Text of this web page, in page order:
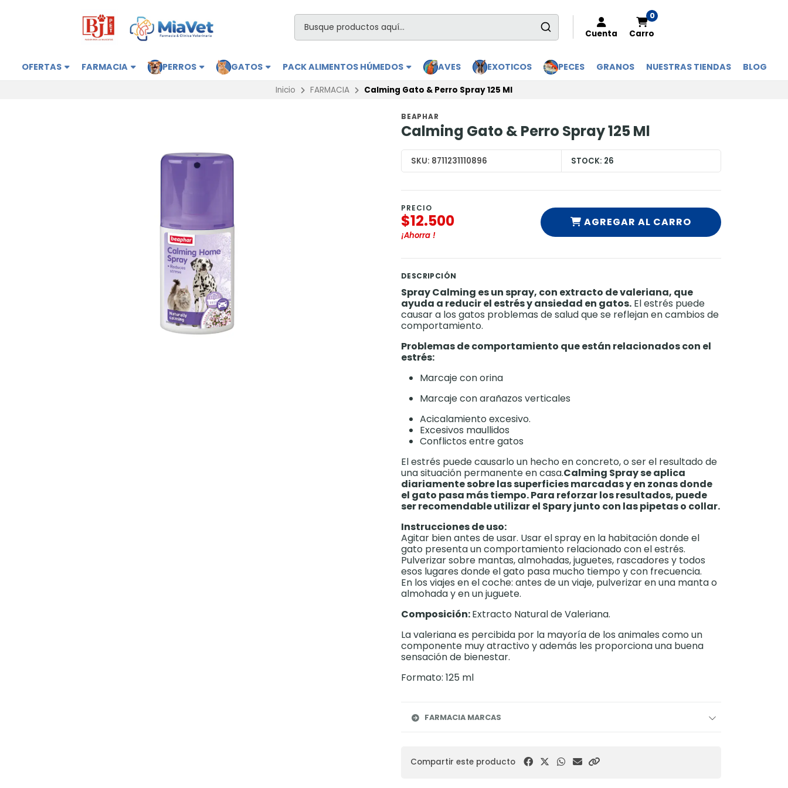
Cuenta
0
Carro
OFERTAS FARMACIA PERROS GATOS PACK ALIMENTOS HÚMEDOS AVES EXOTICOS PECES GRANOS NUESTRAS TIENDAS BLOG
Inicio FARMACIA Calming Gato & Perro Spray 125 Ml
BEAPHAR
Calming Gato & Perro Spray 125 Ml
SKU: 8711231110896 STOCK: 26
PRECIO
$12.500
¡Ahorra !
AGREGAR AL CARRO
DESCRIPCIÓN
Spray Calming es un spray, con extracto de valeriana, que
ayuda a reducir el estrés y ansiedad en gatos. El estrés puede
causar a los gatos problemas de salud que se reflejan en cambios de
comportamiento.
Problemas de comportamiento que están relacionados con el
estrés:
Marcaje con orina
Marcaje con arañazos verticales
Acicalamiento excesivo.
Excesivos maullidos
Conflictos entre gatos
El estrés puede causarlo un hecho en concreto, o ser el resultado de
una situación permanente en casa.Calming Spray se aplica
diariamente sobre las superficies marcadas yen zonas donde
el gato pasa más tiempo.Para reforzar los resultados, puede
ser recomendable utilizar el Spary junto con las pipetas o collar.
Instrucciones de uso:
Agitar bien antes de usar. Usar el spray en la habitación donde el
gato presenta un comportamiento relacionado con el estrés.
Pulverizar sobre mantas, almohadas, juguetes, rascadores y todos
esos lugares donde el gato pasa mucho tiempo y con frecuencia.
En los viajes en el coche: antes de un viaje, pulverizar en una manta o
almohada y en un juguete.
Composición:Extracto Natural de Valeriana.
La valeriana es percibida por la mayoría de los animales como un
componente muy atractivo y además les proporciona una buena
sensación de bienestar.
Formato: 125 ml
FARMACIA MARCAS
Compartir este producto